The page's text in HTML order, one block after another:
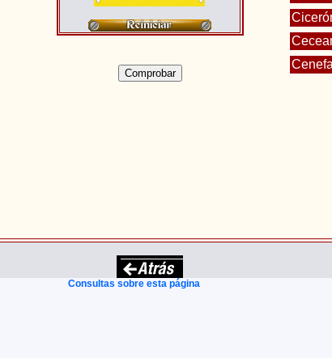
Cenefa
Consultas sobre esta página